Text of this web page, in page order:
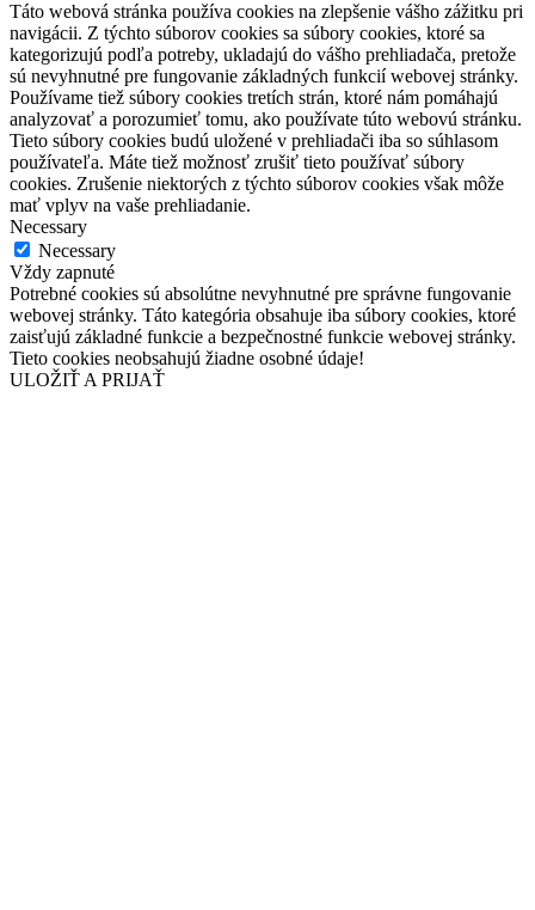
Táto webová stránka používa cookies na zlepšenie vášho zážitku pri
navigácii. Z týchto súborov cookies sa súbory cookies, ktoré sa
kategorizujú podľa potreby, ukladajú do vášho prehliadača, pretože
sú nevyhnutné pre fungovanie základných funkcií webovej stránky.
Používame tiež súbory cookies tretích strán, ktoré nám pomáhajú
analyzovať a porozumieť tomu, ako používate túto webovú stránku.
Tieto súbory cookies budú uložené v prehliadači iba so súhlasom
používateľa. Máte tiež možnosť zrušiť tieto používať súbory
cookies. Zrušenie niektorých z týchto súborov cookies však môže
mať vplyv na vaše prehliadanie.
Necessary
Necessary
Vždy zapnuté
Potrebné cookies sú absolútne nevyhnutné pre správne fungovanie
webovej stránky. Táto kategória obsahuje iba súbory cookies, ktoré
zaisťujú základné funkcie a bezpečnostné funkcie webovej stránky.
Tieto cookies neobsahujú žiadne osobné údaje!
ULOŽIŤ A PRIJAŤ